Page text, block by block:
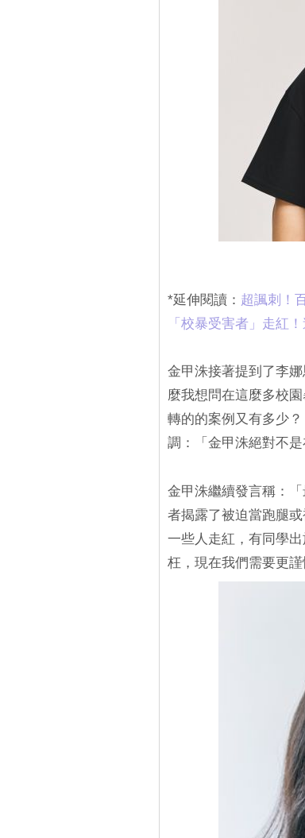
*延伸閱讀： 超諷刺！
「校暴受害者」走紅
金甲洙接著提到了李
麼我想問在這麼多校
轉的的案例又有多少
調：「金甲洙絕對不是
金甲洙繼續發言稱：
者揭露了被迫當跑腿
一些人走紅，有同學
枉，現在我們需要更謹